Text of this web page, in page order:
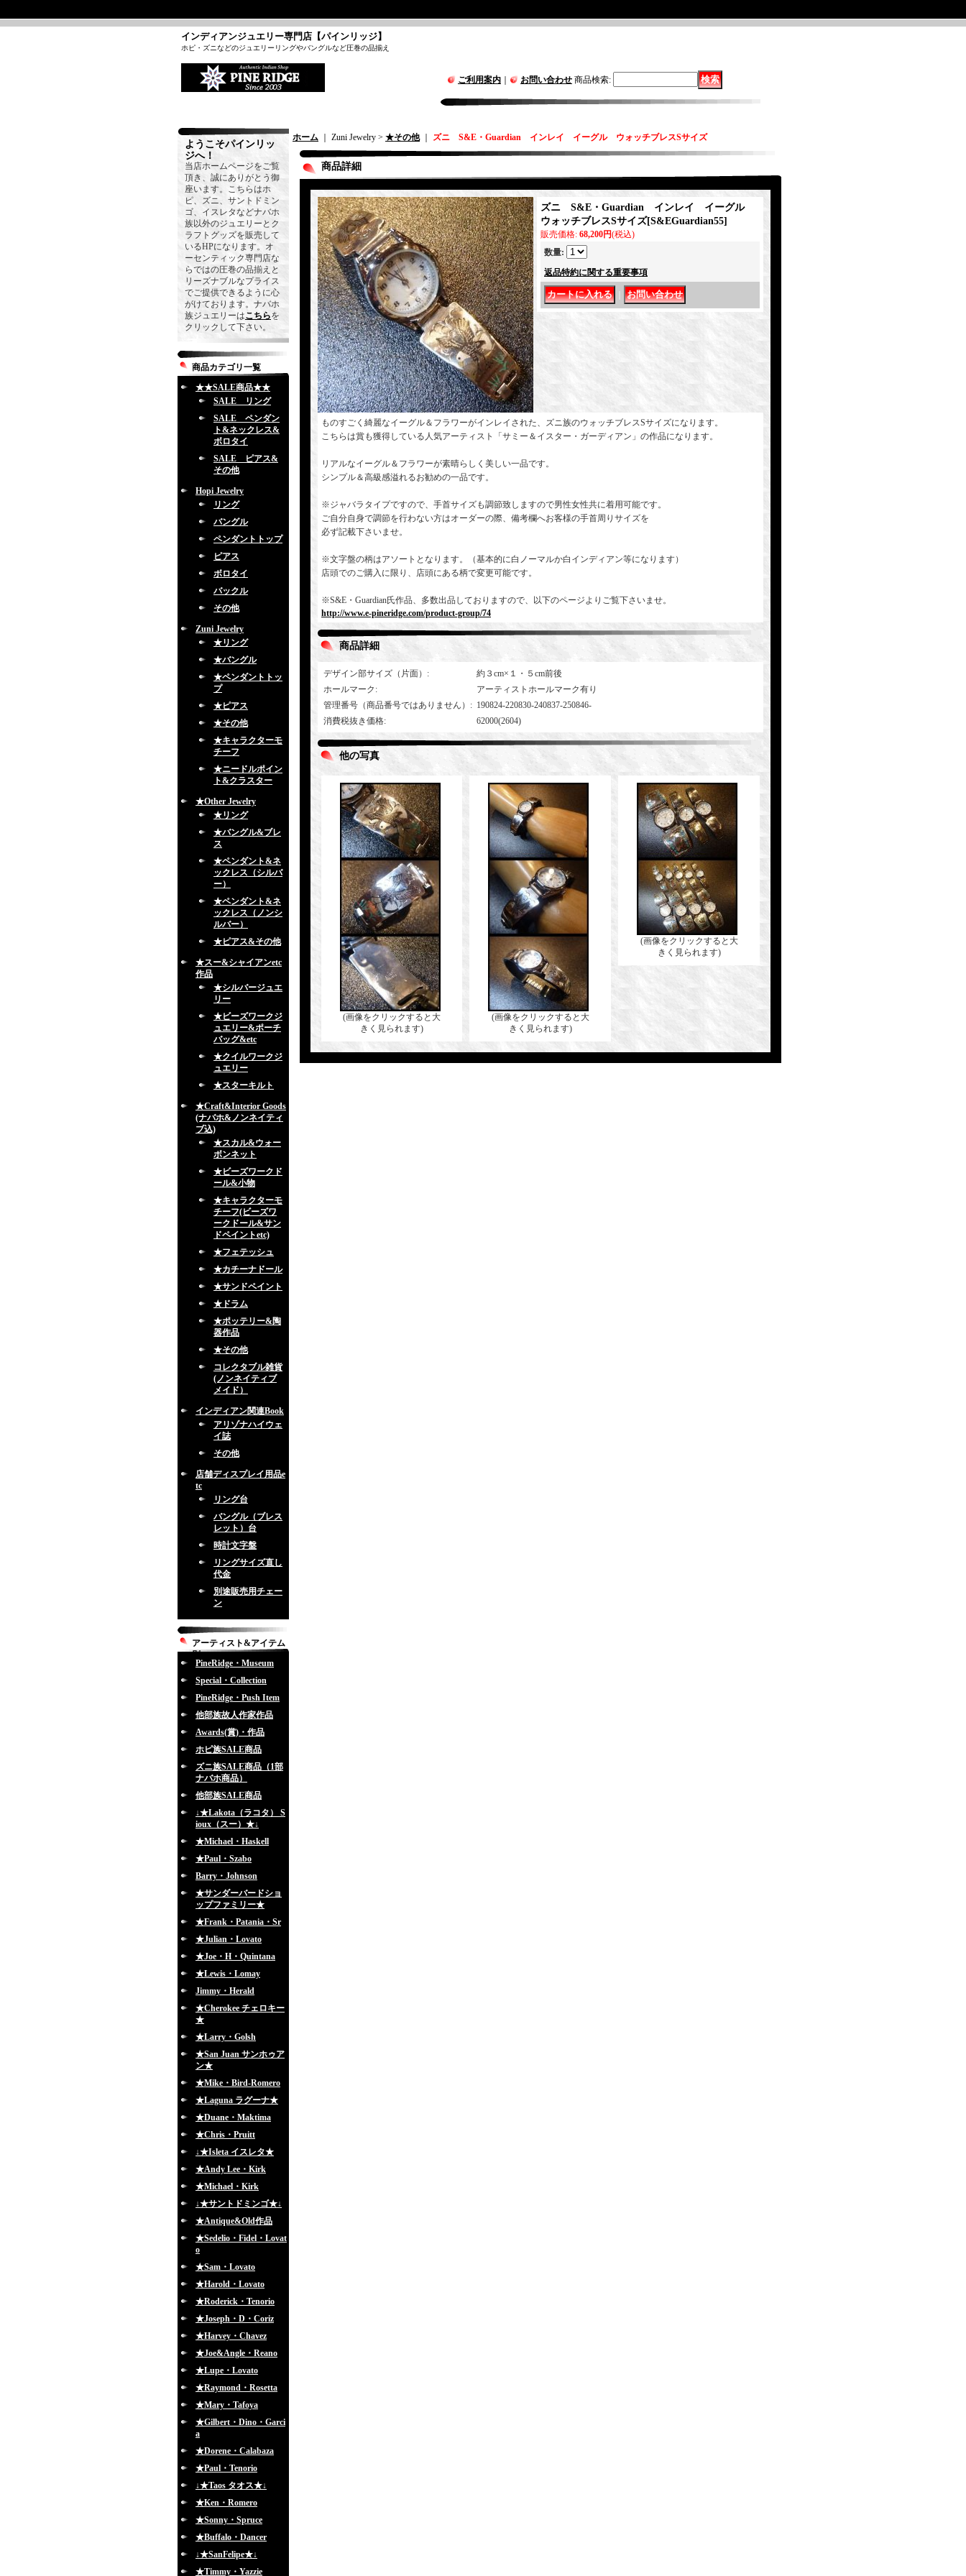
インディアンジュエリー専門店【パインリッジ】
ホピ・ズニなどのジュエリーリングやバングルなど圧巻の品揃え
ご利用案内 お問い合わせ 商品検索:
ようこそパインリッ
ジへ！
当店ホームページをご覧
頂き、誠にありがとう御
座います。こちらはホ
ピ、ズニ、サントドミン
ゴ、イスレタなどナバホ
族以外のジュエリーとク
ラフトグッズを販売して
いるHPになります。オ
ーセンティック専門店な
らではの圧巻の品揃えと
リーズナブルなプライス
でご提供できるように心
がけております。ナバホ
族ジュエリーはこちらを
クリックして下さい。
商品カテゴリ一覧
★★SALE商品★★
SALE リング
SALE ペンダン
ト&ネックレス&
ボロタイ
SALE ピアス&
その他
Hopi Jewelry
リング
バングル
ペンダントトップ
ピアス
ボロタイ
バックル
その他
Zuni Jewelry
★リング
★バングル
★ペンダントトッ
プ
★ピアス
★その他
★キャラクターモ
チーフ
★ニードルポイン
ト&クラスター
★Other Jewelry
★リング
★バングル&ブレ
ス
★ペンダント&ネ
ックレス（シルバ
ー）
★ペンダント&ネ
ックレス（ノンシ
ルバー）
★ピアス&その他
★スー&シャイアンetc
作品
★シルバージュエ
リー
★ビーズワークジ
ュエリー&ポーチ
バッグ&etc
★クイルワークジ
ュエリー
★スターキルト
★Craft&Interior Goods
(ナバホ&ノンネイティ
ブ込)
★スカル&ウォー
ボンネット
★ビーズワークド
ール&小物
★キャラクターモ
チーフ(ビーズワ
ークドール&サン
ドペイントetc)
★フェテッシュ
★カチーナドール
★サンドペイント
★ドラム
★ポッテリー&陶
器作品
★その他
コレクタブル雑貨
(ノンネイティブ
メイド）
インディアン関連Book
アリゾナハイウェ
イ誌
その他
店舗ディスプレイ用品e
tc
リング台
バングル（ブレス
レット）台
時計文字盤
リングサイズ直し
代金
別途販売用チェー
ン
アーティスト&アイテム
別
PineRidge・Museum
Special・Collection
PineRidge・Push Item
他部族故人作家作品
Awards(賞)・作品
ホピ族SALE商品
ズニ族SALE商品（1部
ナバホ商品）
他部族SALE商品
↓★Lakota（ラコタ） S
ioux（スー）★↓
★Michael・Haskell
★Paul・Szabo
Barry・Johnson
★サンダーバードショ
ップファミリー★
★Frank・Patania・Sr
★Julian・Lovato
★Joe・H・Quintana
★Lewis・Lomay
Jimmy・Herald
★Cherokee チェロキー
★
★Larry・Golsh
★San Juan サンホゥア
ン★
★Mike・Bird-Romero
★Laguna ラグーナ★
★Duane・Maktima
★Chris・Pruitt
↓★Isleta イスレタ★
★Andy Lee・Kirk
★Michael・Kirk
↓★サントドミンゴ★↓
★Antique&Old作品
★Sedelio・Fidel・Lovat
o
★Sam・Lovato
★Harold・Lovato
★Roderick・Tenorio
★Joseph・D・Coriz
★Harvey・Chavez
★Joe&Angle・Reano
★Lupe・Lovato
★Raymond・Rosetta
★Mary・Tafoya
★Gilbert・Dino・Garci
a
★Dorene・Calabaza
★Paul・Tenorio
↓★Taos タオス★↓
★Ken・Romero
★Sonny・Spruce
★Buffalo・Dancer
↓★SanFelipe★↓
★Timmy・Yazzie
ホーム ｜ Zuni Jewelry > ★その他｜ ズニ S&E・Guardian インレイ イーグル ウォッチブレスSサイズ
商品詳細
ズニ S&E・Guardian インレイ イーグル
ウォッチブレスSサイズ[S&EGuardian55]
販売価格: 68,200円(税込)
数量:
返品特約に関する重要事項
ものすごく綺麗なイーグル＆フラワーがインレイされた、ズニ族のウォッチブレスSサイズになります。
こちらは賞も獲得している人気アーティスト「サミー＆イスター・ガーディアン」の作品になります。
リアルなイーグル＆フラワーが素晴らしく美しい一品です。
シンプル＆高級感溢れるお勧めの一品です。
※ジャバラタイプですので、手首サイズも調節致しますので男性女性共に着用可能です。
ご自分自身で調節を行わない方はオーダーの際、備考欄へお客様の手首周りサイズを
必ず記載下さいませ。
※文字盤の柄はアソートとなります。（基本的に白ノーマルか白インディアン等になります）
店頭でのご購入に限り、店頭にある柄で変更可能です。
※S&E・Guardian氏作品、多数出品しておりますので、以下のページよりご覧下さいませ。
http://www.e-pineridge.com/product-group/74
商品詳細
デザイン部サイズ（片面） :
約３cm×１・５cm前後
ホールマーク :
アーティストホールマーク有り
管理番号（商品番号ではありません） : 190824-220830-240837-250846-
消費税抜き価格: 62000(2604)
他の写真
(画像をクリックすると大
きく見られます)
(画像をクリックすると大
きく見られます)
(画像をクリックすると大
きく見られます)